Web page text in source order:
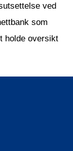
ved
som
holde oversikt